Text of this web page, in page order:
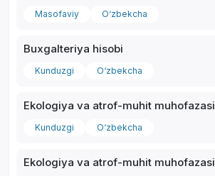
Masofaviy O‘zbekcha
Buxgalteriya hisobi
Kunduzgi O‘zbekcha
Ekologiya va atrof-muhit muhofazasi
Kunduzgi O‘zbekcha
Ekologiya va atrof-muhit muhofazasi